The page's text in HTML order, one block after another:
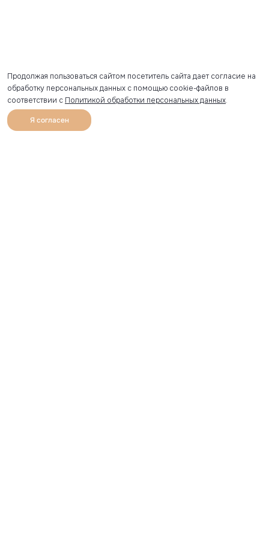
Каталог Избранное
Продолжая пользоваться сайтом посетитель сайта дает согласие на
обработку персональных данных с помощью cookie-файлов в
соответствии с Политикой обработки персональных данных.
Я согласен